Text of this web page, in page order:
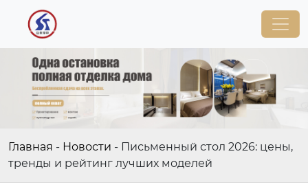
Главная - Новости - Письменный стол 2026: цены,
тренды и рейтинг лучших моделей